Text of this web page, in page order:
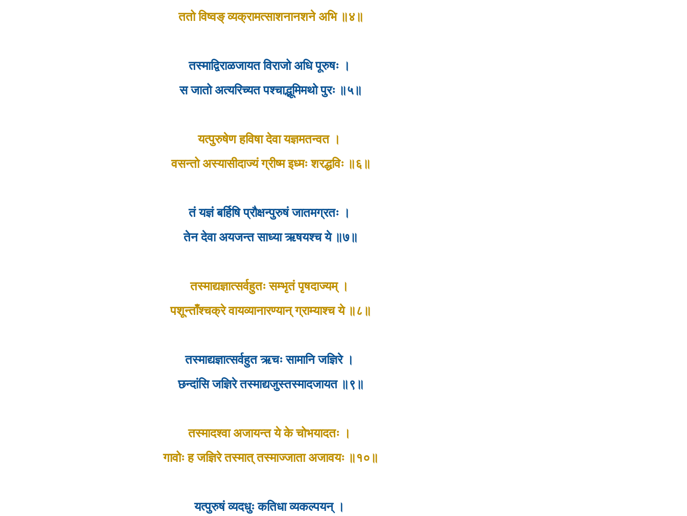
ततो विष्वङ् व्यक्रामत्साशनानशने अभि ॥४॥
तस्माद्विराळजायत विराजो अधि पूरुषः ।
स जातो अत्यरिच्यत पश्चाद्भूमिमथो पुरः ॥५॥
यत्पुरुषेण हविषा देवा यज्ञमतन्वत ।
वसन्तो अस्यासीदाज्यं ग्रीष्म इध्मः शरद्धविः ॥६॥
तं यज्ञं बर्हिषि प्रौक्षन्पुरुषं जातमग्रतः ।
तेन देवा अयजन्त साध्या ऋषयश्च ये ॥७॥
तस्माद्यज्ञात्सर्वहुतः सम्भृतं पृषदाज्यम् ।
पशून्ताँश्चक्रे वायव्यानारण्यान् ग्राम्याश्च ये ॥८॥
तस्माद्यज्ञात्सर्वहुत ऋचः सामानि जज्ञिरे ।
छन्दांसि जज्ञिरे तस्माद्यजुस्तस्मादजायत ॥९॥
तस्मादश्वा अजायन्त ये के चोभयादतः ।
गावोः ह जज्ञिरे तस्मात् तस्माज्जाता अजावयः ॥१०॥
यत्पुरुषं व्यदधुः कतिधा व्यकल्पयन् ।